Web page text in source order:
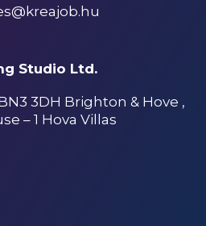
Studio Ltd.
3DH Brighton & Hove ,
– 1 Hova Villas